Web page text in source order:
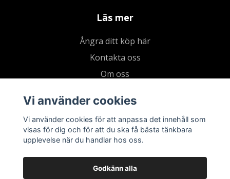
Läs mer
Ångra ditt köp här
Kontakta oss
Om oss
Kundklubb
Presentkort
Vi använder cookies
Vi använder cookies för att anpassa det innehåll som
visas för dig och för att du ska få bästa tänkbara
upplevelse när du handlar hos oss.
Godkänn alla